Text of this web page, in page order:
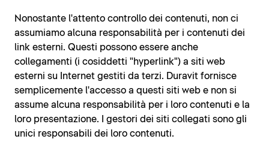
Nonostante l'attento controllo dei contenuti, non ci
assumiamo alcuna responsabilità per i contenuti dei
link esterni. Questi possono essere anche
collegamenti (i cosiddetti "hyperlink") a siti web
esterni su Internet gestiti da terzi. Duravit fornisce
semplicemente l'accesso a questi siti web e non si
assume alcuna responsabilità per i loro contenuti e la
loro presentazione. I gestori dei siti collegati sono gli
unici responsabili dei loro contenuti.